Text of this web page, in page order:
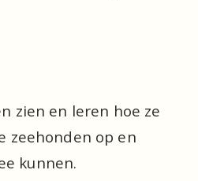
zien en leren hoe ze
zeehonden op en
kunnen.